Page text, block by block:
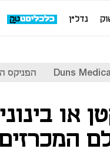
נדל"ן
Duns הפניקס
או